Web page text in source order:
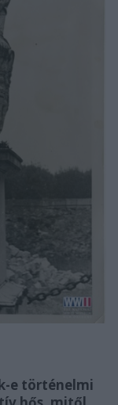
e történelmi